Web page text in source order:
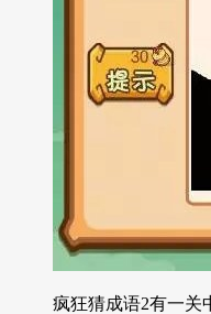
疯狂猜成语2有一关